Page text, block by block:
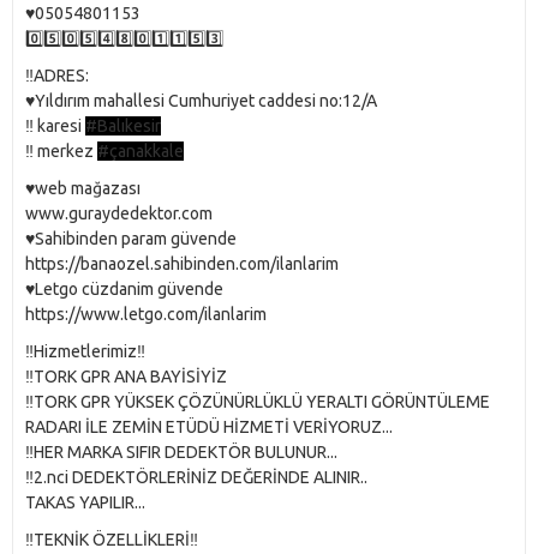
♥️05054801153
0️⃣5️⃣0️⃣5️⃣4️⃣8️⃣0️⃣1️⃣1️⃣5️⃣3️⃣
‼️ADRES:
♥️Yıldırım mahallesi Cumhuriyet caddesi no:12/A
‼️ karesi #Balıkesir
‼️ merkez #çanakkale
♥️web mağazası
www.guraydedektor.com
♥️Sahibinden param güvende
https://banaozel.sahibinden.com/ilanlarim
♥️Letgo cüzdanim güvende
https://www.letgo.com/ilanlarim
‼️Hizmetlerimiz‼️
‼️TORK GPR ANA BAYİSİYİZ
‼️TORK GPR YÜKSEK ÇÖZÜNÜRLÜKLÜ YERALTI GÖRÜNTÜLEME
RADARI İLE ZEMİN ETÜDÜ HİZMETİ VERİYORUZ...
‼️HER MARKA SIFIR DEDEKTÖR BULUNUR...
‼️2.nci DEDEKTÖRLERİNİZ DEĞERİNDE ALINIR..
TAKAS YAPILIR...
‼️TEKNİK ÖZELLİKLERİ‼️